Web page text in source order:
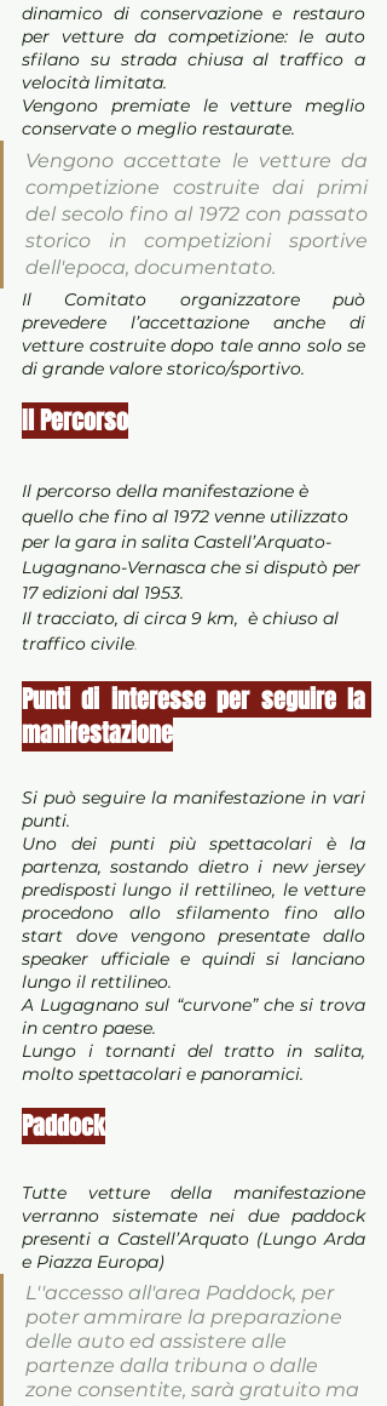
dinamico di conservazione e restauro
per vetture da competizione: le auto
sfilano su strada chiusa al traffico a
velocità limitata.
Vengono premiate le vetture meglio
conservate o meglio restaurate.
Vengono accettate le vetture da
competizione costruite dai primi
del secolo fino al 1972 con passato
storico in competizioni sportive
dell'epoca, documentato.
Il Comitato organizzatore può
prevedere l’accettazione anche di
vetture costruite dopo tale anno solo se
di grande valore storico/sportivo.
Il Percorso
Il percorso della manifestazione è
quello che fino al 1972 venne utilizzato
per la gara in salita Castell’Arquato-
Lugagnano-Vernasca che si disputò per
17 edizioni dal 1953.
Il tracciato, di circa 9 km,  è chiuso al
traffico civile.
Punti di interesse per seguire la
manifestazione
Si può seguire la manifestazione in vari
punti.
Uno dei punti più spettacolari è la
partenza, sostando dietro i new jersey
predisposti lungo il rettilineo, le vetture
procedono allo sfilamento fino allo
start dove vengono presentate dallo
speaker ufficiale e quindi si lanciano
lungo il rettilineo.
A Lugagnano sul “curvone” che si trova
in centro paese.
Lungo i tornanti del tratto in salita,
molto spettacolari e panoramici.
Paddock
Tutte vetture della manifestazione
verranno sistemate nei due paddock
presenti a Castell’Arquato (Lungo Arda
e Piazza Europa)
L''accesso all'area Paddock, per
poter ammirare la preparazione
delle auto ed assistere alle
partenze dalla tribuna o dalle
zone consentite, sarà gratuito ma